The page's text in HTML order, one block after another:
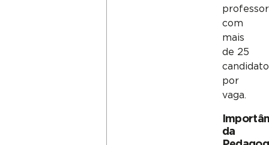
com
mais
de 25
por
vaga.
da